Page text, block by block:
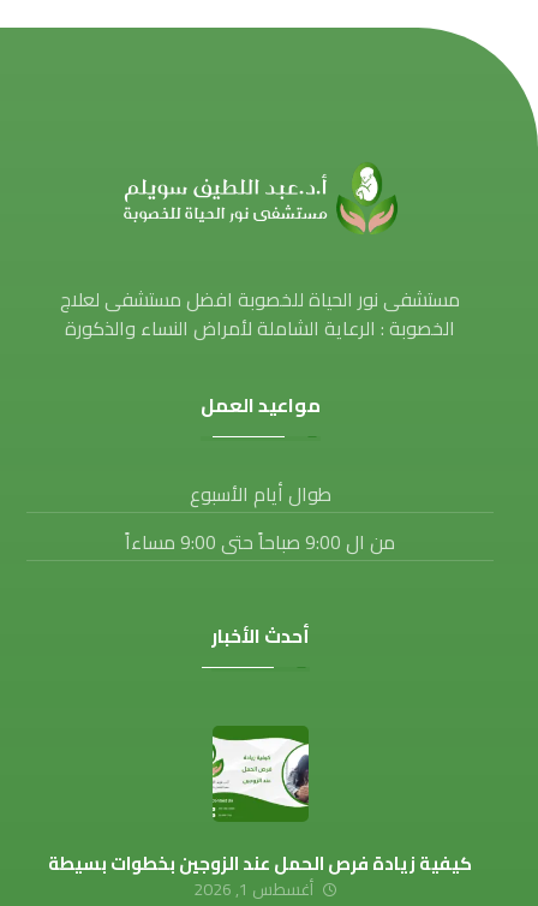
مستشفى نور الحياة للخصوبة افضل مستشفى لعلاج
الخصوبة : الرعاية الشاملة لأمراض النساء والذكورة
مواعيد العمل
طوال أيام الأسبوع
من ال 9:00 صباحاً حتى 9:00 مساءاً
أحدث الأخبار
كيفية زيادة فرص الحمل عند الزوجين بخطوات بسيطة
أغسطس 1, 2026